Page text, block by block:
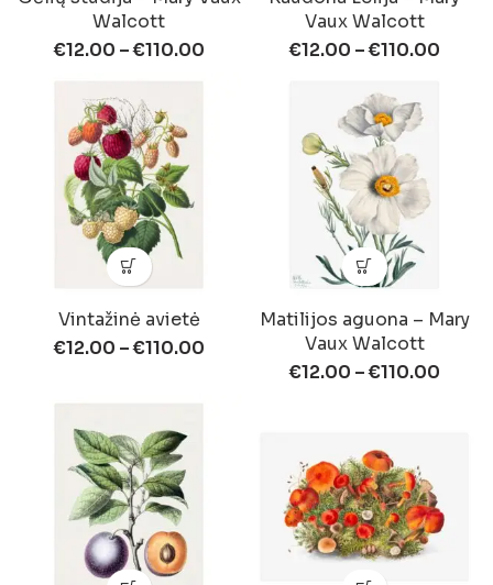
Walcott
€12.00 –€110.00
Vaux Walcott
€12.00 –€110.00
Vintažinė avietė
€12.00 –€110.00
Matilijos aguona – Mary
Vaux Walcott
€12.00 –€110.00